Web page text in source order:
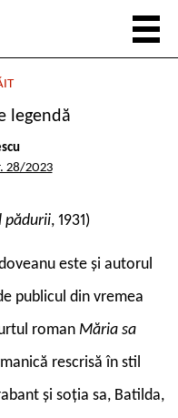
legendă
28/2023
pădurii, 1931)
este și autorul
publicul din vremea
roman Măria sa
rescrisă în stil
și soția sa, Batilda,